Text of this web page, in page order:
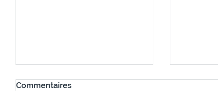
Commentaires